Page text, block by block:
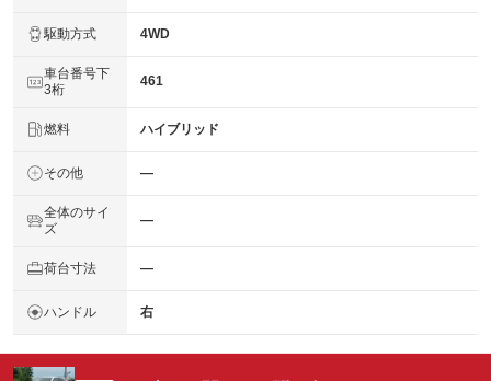
駆動方式 4WD
車台番号下
3桁
461
燃料 ハイブリッド
その他 ―
全体のサイ
ズ
―
荷台寸法 ―
ハンドル 右